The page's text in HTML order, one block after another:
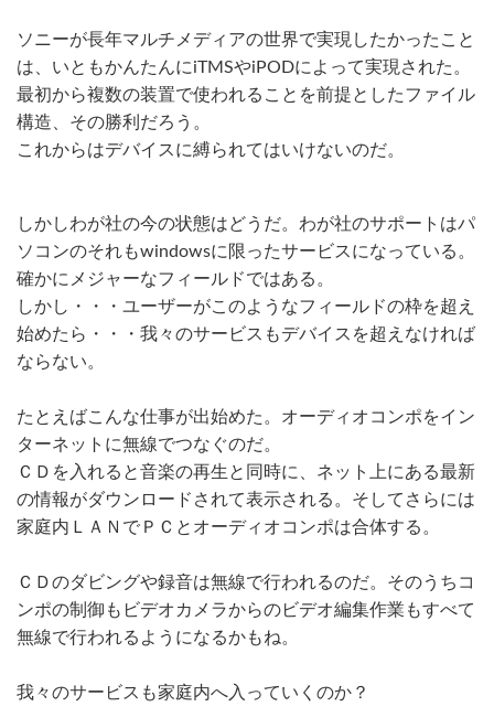
ソニーが長年マルチメディアの世界で実現したかったこと
は、いともかんたんにiTMSやiPODによって実現された。
最初から複数の装置で使われることを前提としたファイル
構造、その勝利だろう。
これからはデバイスに縛られてはいけないのだ。
しかしわが社の今の状態はどうだ。わが社のサポートはパ
ソコンのそれもwindowsに限ったサービスになっている。
確かにメジャーなフィールドではある。
しかし・・・ユーザーがこのようなフィールドの枠を超え
始めたら・・・我々のサービスもデバイスを超えなければ
ならない。
たとえばこんな仕事が出始めた。オーディオコンポをイン
ターネットに無線でつなぐのだ。
ＣＤを入れると音楽の再生と同時に、ネット上にある最新
の情報がダウンロードされて表示される。そしてさらには
家庭内ＬＡＮでＰＣとオーディオコンポは合体する。
ＣＤのダビングや録音は無線で行われるのだ。そのうちコ
ンポの制御もビデオカメラからのビデオ編集作業もすべて
無線で行われるようになるかもね。
我々のサービスも家庭内へ入っていくのか？